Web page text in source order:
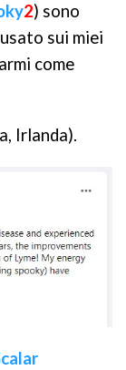
2) sono
sui miei
come
Irlanda).